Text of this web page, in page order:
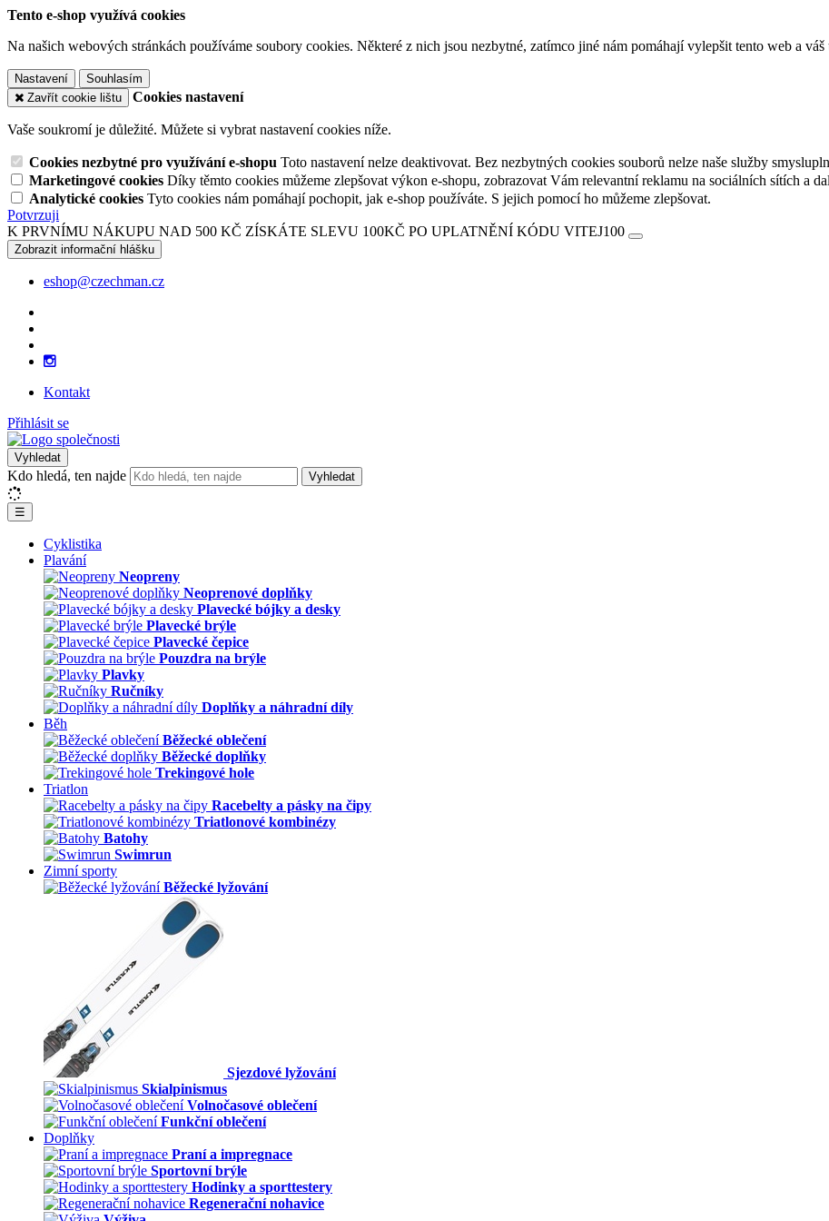
Tento e-shop využívá cookies
Na našich webových stránkách používáme soubory cookies. Některé z nich jsou nezbytné, zatímco jiné nám pomáhají vylepšit tento web a
Nastavení
Souhlasím
Zavřít cookie lištu
Cookies nastavení
Vaše soukromí je důležité. Můžete si vybrat nastavení cookies níže.
Cookies nezbytné pro využívání e-shopu Toto nastavení nelze deaktivovat. Bez nezbytných cookies souborů nelze naše služby
Marketingové cookies Díky těmto cookies můžeme zlepšovat výkon e-shopu, zobrazovat Vám relevantní reklamu na sociálních sítích a
Analytické cookies Tyto cookies nám pomáhají pochopit, jak e-shop používáte. S jejich pomocí ho můžeme zlepšovat.
Potvrzuji
K PRVNÍMU NÁKUPU NAD 500 KČ ZÍSKÁTE SLEVU 100KČ PO UPLATNĚNÍ KÓDU VITEJ100
Zobrazit informační hlášku
eshop@czechman.cz
Kontakt
Přihlásit se
Vyhledat
Kdo hledá, ten najde Vyhledat
☰
Cyklistika
Plavání
Neopreny
Neoprenové doplňky
Plavecké bójky a desky
Plavecké brýle
Plavecké čepice
Pouzdra na brýle
Plavky
Ručníky
Doplňky a náhradní díly
Běh
Běžecké oblečení
Běžecké doplňky
Trekingové hole
Triatlon
Racebelty a pásky na čipy
Triatlonové kombinézy
Batohy
Swimrun
Zimní sporty
Běžecké lyžování
Sjezdové lyžování
Skialpinismus
Volnočasové oblečení
Funkční oblečení
Doplňky
Praní a impregnace
Sportovní brýle
Hodinky a sporttestery
Regenerační nohavice